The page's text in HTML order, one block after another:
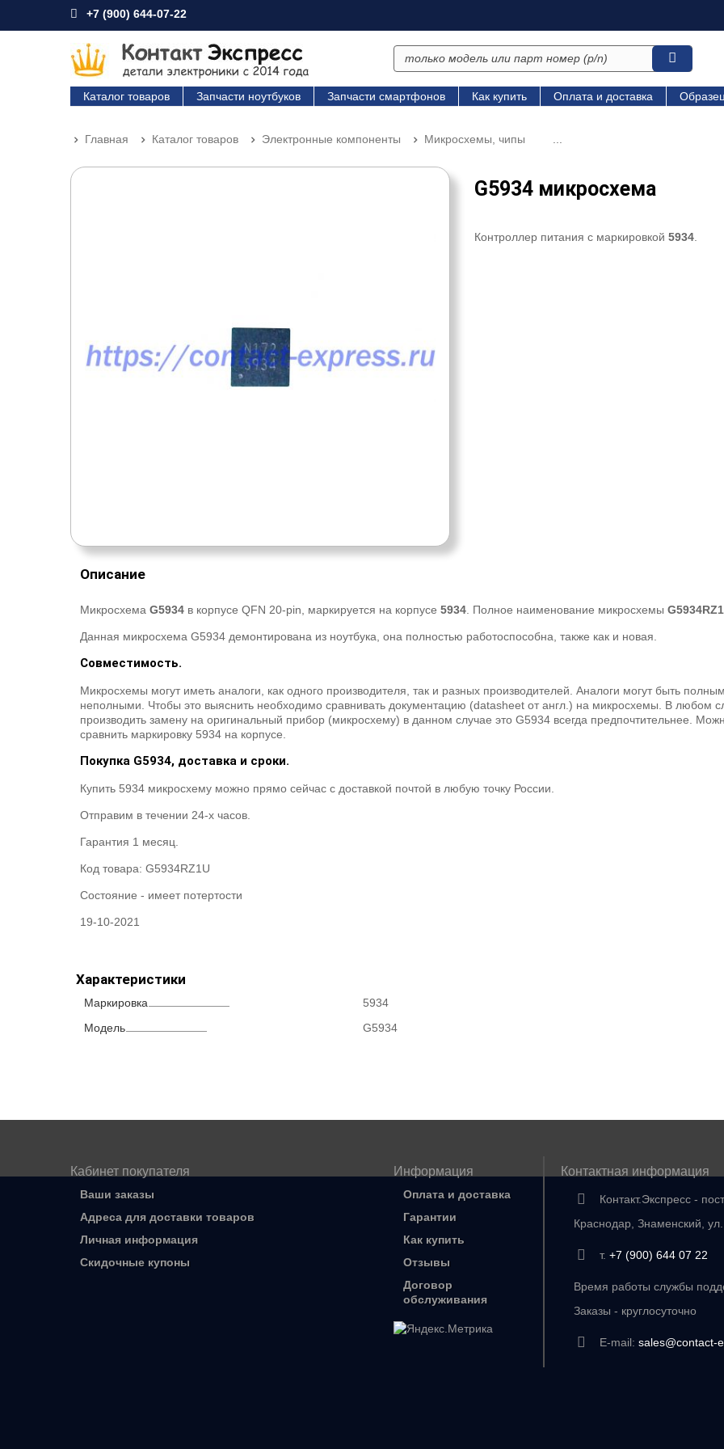
+7 (900) 644-07-22
Каталог товаров Запчасти ноутбуков Запчасти смартфонов Как купить Оплата и доставка
Главная Каталог товаров Электронные компоненты Микросхемы, чипы
G5934 микросхема
Контроллер питания с маркировкой 5934
Описание
Микросхема G5934 в корпусе QFN 20-pin, маркируется на корпусе 5934 . Полное наименование микросхемы
Данная микросхема G5934 демонтирована из ноутбука, она полностью работоспособна, также как и новая.
Совместимость.
Микросхемы могут иметь аналоги, как одного производителя, так и разных производителей. Аналоги могут быть
неполными. Чтобы это выяснить необходимо сравнивать документацию (datasheet от англ.) на микросхемы. В любом
производить замену на оригинальный прибор (микросхему) в данном случае это G5934 всегда предпочтительнее.
сравнить маркировку 5934 на корпусе.
Покупка G5934, доставка и сроки.
Купить 5934 микросхему можно прямо сейчас с доставкой почтой в любую точку России.
Отправим в течении 24-х часов.
Гарантия 1 месяц.
Код товара: G5934RZ1U
Состояние - имеет потертости
19-10-2021
Характеристики
Маркировка
5934
Модель
G5934
Кабинет покупателя
Ваши заказы
Адреса для доставки товаров
Личная информация
Скидочные купоны
Информация
Оплата и доставка
Гарантии
Как купить
Отзывы
Договор
обслуживания
Контактная информация
Контакт.Экспресс -
Краснодар, Знаменский,
т. +7 (900) 644 07 22
Время работы службы
Заказы - круглосуточно
E-mail: sales@contact-